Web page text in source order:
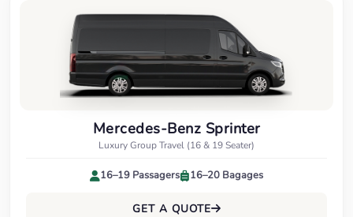
Mercedes-Benz Sprinter
Luxury Group Travel (16 & 19 Seater)
16–19 Passagers 16–20 Bagages
GET A QUOTE